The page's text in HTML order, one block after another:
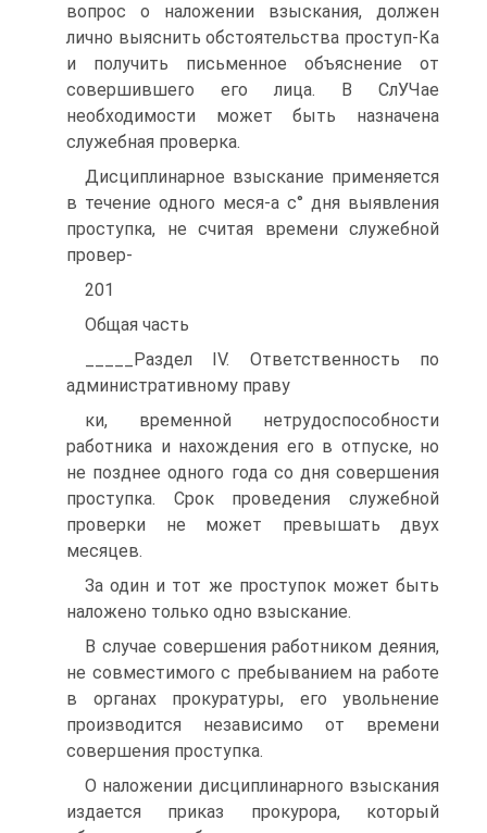
вопрос о наложении взыскания, должен
лично выяснить обстоятельства проступ-Ка
и получить письменное объяснение от
совершившего его лица. В СлУЧае
необходимости может быть назначена
служебная проверка.
Дисциплинарное взыскание применяется
в течение одного меся-а с° дня выявления
проступка, не считая времени служебной
провер-
201
Общая часть
_____Раздел IV. Ответственность по
административному праву
ки, временной нетрудоспособности
работника и нахождения его в отпуске, но
не позднее одного года со дня совершения
проступка. Срок проведения служебной
проверки не может превышать двух
месяцев.
За один и тот же проступок может быть
наложено только одно взыскание.
В случае совершения работником деяния,
не совместимого с пребыванием на работе
в органах прокуратуры, его увольнение
производится независимо от времени
совершения проступка.
О наложении дисциплинарного взыскания
издается приказ прокурора, который